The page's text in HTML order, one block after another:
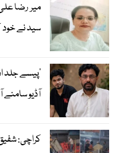
میر رضا
سید نے خود
’پیسے جلد
آڈیو سامنے
کراچی: